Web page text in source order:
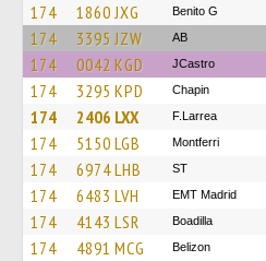
174 1860 JXG Benito G
174 3395 JZW AB
174 0042 KGD JCastro
174 3295 KPD Chapin
174 2406 LXX F.Larrea
174 5150 LGB Montferri
174 6974 LHB ST
174 6483 LVH EMT Madrid
174 4143 LSR Boadilla
174 4891 MCG Belizon